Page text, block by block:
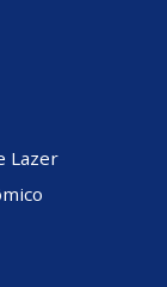
Lazer